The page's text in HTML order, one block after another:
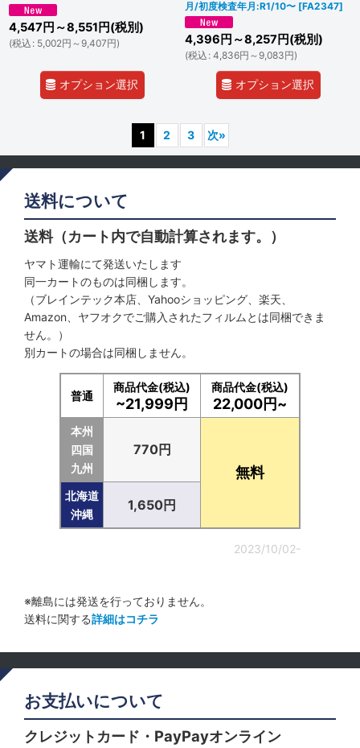
4,547 円 ～8,551 円(税別)
(税込 : 5,002円 ～9,407円)
オプション選択
月/初度検査年月:R1/10〜 [FA2347]
4,396 円 ～8,257 円(税別)
(税込 : 4,836円 ～9,083円)
オプション選択
1 2 3 次»
送料について
送料（カート内で自動計算されます。）
ヤマト運輸にて発送いたします
同一カートのものは同梱します。
（ブレインテック本店、Yahooショッピング、楽天、
Amazon、ヤフオクでご購入されたフィルムとは同梱できま
せん。）
別カートの場合は同梱しません。
普通
商品代金(税込)
~21,999円
商品代金(税込)
22,000円~
本州
四国
九州
770円
無料
北海道
沖縄
1,650円
2023/10/02-
※離島には発送を行っておりません。
送料に関する詳細はコチラ
お支払いについて
クレジットカード・PayPayオンライン